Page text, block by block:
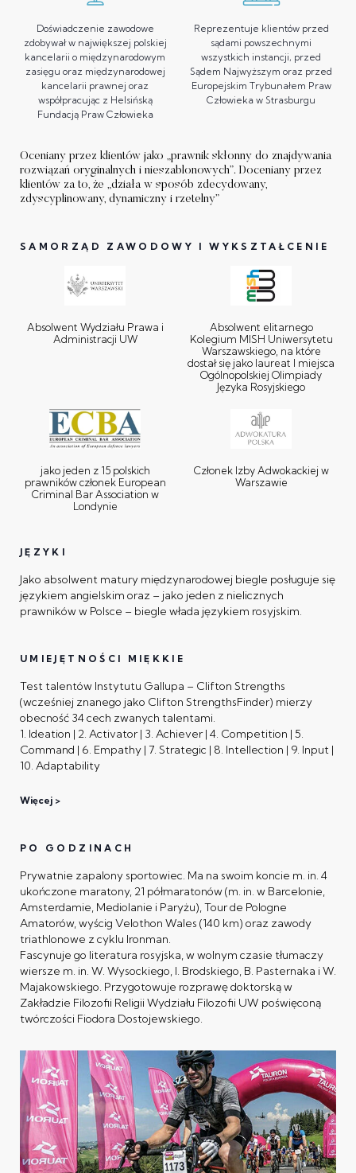
Doświadczenie zawodowe
zdobywał w największej polskiej
kancelarii o międzynarodowym
zasięgu oraz międzynarodowej
kancelarii prawnej oraz
współpracując z Helsińską
Fundacją Praw Człowieka
Reprezentuje klientów przed
sądami powszechnymi
wszystkich instancji, przed
Sądem Najwyższym oraz przed
Europejskim Trybunałem Praw
Człowieka w Strasburgu
Oceniany przez klientów jako „prawnik skłonny do znajdywania
rozwiązań oryginalnych i nieszablonowych”. Doceniany przez
klientów za to, że „działa w sposób zdecydowany,
zdyscyplinowany, dynamiczny i rzetelny”
SAMORZĄD ZAWODOWY I WYKSZTAŁCENIE
Absolwent Wydziału Prawa i
Administracji UW
Absolwent elitarnego
Kolegium MISH Uniwersytetu
Warszawskiego, na które
dostał się jako laureat I miejsca
Ogólnopolskiej Olimpiady
Języka Rosyjskiego
jako jeden z 15 polskich
prawników członek European
Criminal Bar Association w
Londynie
Członek Izby Adwokackiej w
Warszawie
JĘZYKI
Jako absolwent matury międzynarodowej biegle posługuje się
językiem angielskim oraz – jako jeden z nielicznych
prawników w Polsce – biegle włada językiem rosyjskim.
UMIEJĘTNOŚCI MIĘKKIE
Test talentów Instytutu Gallupa – Clifton Strengths
(wcześniej znanego jako Clifton StrengthsFinder) mierzy
obecność 34 cech zwanych talentami.
1. Ideation | 2. Activator | 3. Achiever | 4. Competition | 5.
Command | 6. Empathy | 7. Strategic | 8. Intellection | 9. Input |
10. Adaptability
Więcej
PO GODZINACH
Prywatnie zapalony sportowiec. Ma na swoim koncie m. in. 4
ukończone maratony, 21 półmaratonów (m. in. w Barcelonie,
Amsterdamie, Mediolanie i Paryżu), Tour de Pologne
Amatorów, wyścig Velothon Wales (140 km) oraz zawody
triathlonowe z cyklu Ironman.
Fascynuje go literatura rosyjska, w wolnym czasie tłumaczy
wiersze m. in. W. Wysockiego, I. Brodskiego, B. Pasternaka i W.
Majakowskiego. Przygotowuje rozprawę doktorską w
Zakładzie Filozofii Religii Wydziału Filozofii UW poświęconą
twórczości Fiodora Dostojewskiego.